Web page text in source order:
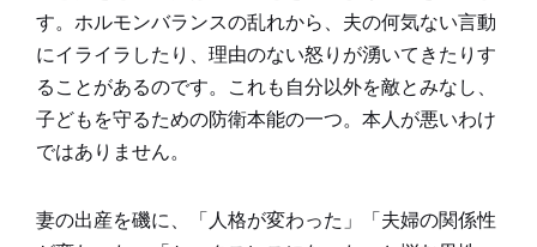
す。ホルモンバランスの乱れから、夫の何気ない言動
にイライラしたり、理由のない怒りが湧いてきたりす
ることがあるのです。これも自分以外を敵とみなし、
子どもを守るための防衛本能の一つ。本人が悪いわけ
ではありません。
妻の出産を磯に、「人格が変わった」「夫婦の関係性